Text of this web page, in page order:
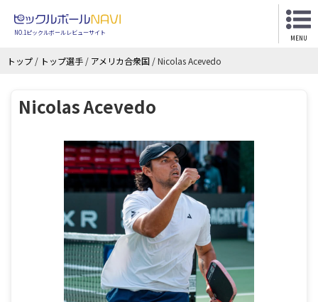
NO.1ピックルボールレビューサイト
MENU
トップ / トップ選手 / アメリカ合衆国 /Nicolas Acevedo
Nicolas Acevedo